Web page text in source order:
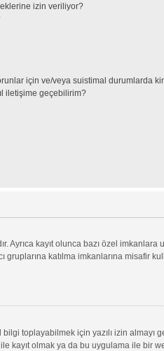
izin veriliyor?
için ve/veya suistimal durumlarda
iletişime geçebilirim?
Ayrıca kayıt olunca bazı özel
katılma imkanlarına misafir
toplayabilmek için yazılı izin almayı
kayıt olmak ya da bu uygulama ile bir